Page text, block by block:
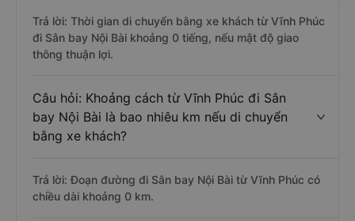
Trả lời: Thời gian di chuyển bằng xe khách từ Vĩnh Phúc
đi Sân bay Nội Bài khoảng 0 tiếng, nếu mật độ giao
thông thuận lợi.
Câu hỏi: Khoảng cách từ Vĩnh Phúc đi Sân
bay Nội Bài là bao nhiêu km nếu di chuyển
bằng xe khách?
Trả lời: Đoạn đường đi Sân bay Nội Bài từ Vĩnh Phúc có
chiều dài khoảng 0 km.